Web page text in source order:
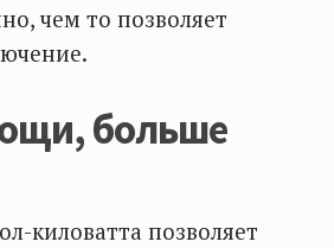
чем то позволяет
больше
киловатта позволяет